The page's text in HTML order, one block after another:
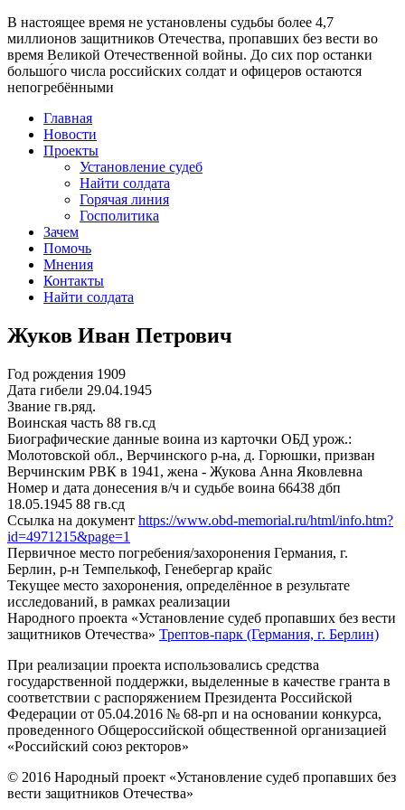
В настоящее время не установлены судьбы более 4,7
миллионов защитников Отечества, пропавших без вести во
время Великой Отечественной войны. До сих пор останки
большо́го числа российских солдат и офицеров остаются
непогребёнными
Главная
Новости
Проекты
Установление судеб
Найти солдата
Горячая линия
Госполитика
Зачем
Помочь
Мнения
Контакты
Найти солдата
Жуков Иван Петрович
Год рождения 1909
Дата гибели 29.04.1945
Звание гв.ряд.
Воинская часть 88 гв.сд
Биографические данные воина из карточки ОБД урож.:
Молотовской обл., Верчинского р-на, д. Горюшки, призван
Верчинским РВК в 1941, жена - Жукова Анна Яковлевна
Номер и дата донесения в/ч и судьбе воина 66438 дбп
18.05.1945 88 гв.сд
Ссылка на документ https://www.obd-memorial.ru/html/info.htm?
id=4971215&page=1
Первичное место погребения/захоронения Германия, г.
Берлин, р-н Темпелькоф, Генебергар крайс
Текущее место захоронения, определённое в результате
исследований, в рамках реализации
Народного проекта «Установление судеб пропавших без вести
защитников Отечества» Трептов-парк (Германия, г. Берлин)
При реализации проекта использовались средства
государственной поддержки, выделенные в качестве гранта в
соответствии с распоряжением Президента Российской
Федерации от 05.04.2016 № 68-рп и на основании конкурса,
проведенного Общероссийской общественной организацией
«Российский союз ректоров»
© 2016 Народный проект «Установление судеб пропавших без
вести защитников Отечества»